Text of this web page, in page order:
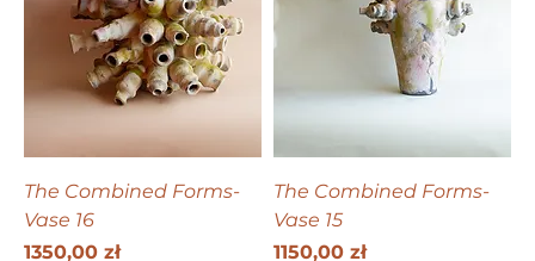
The Combined Forms-
Vase 16
Cena
1350,00 zł
The Combined Forms-
Vase 15
Cena
1150,00 zł